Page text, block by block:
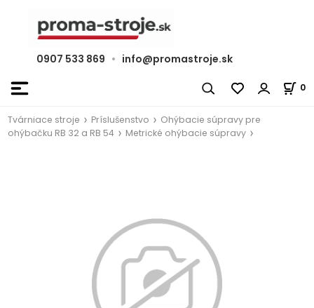
0907 533 869 • info@promastroje.sk
0
Tvárniace stroje Príslušenstvo
Ohýbacie súpravy pre
ohýbačku RB 32 a RB 54
Metrické ohýbacie súpravy